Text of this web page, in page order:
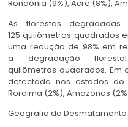
Rondônia (9%), Acre (8%),
As florestas
125 quilômetros quadrados
uma redução de 98% em
a degradação
quilômetros quadrados. Em
detectada nos estados do
Roraima (2%), Amazonas
Geografia do Desmatamento